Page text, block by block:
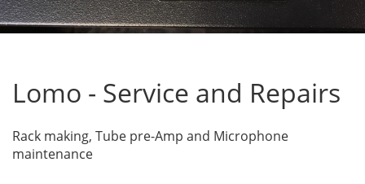
Lomo - Service and Repairs
Rack making, Tube pre-Amp and Microphone
maintenance